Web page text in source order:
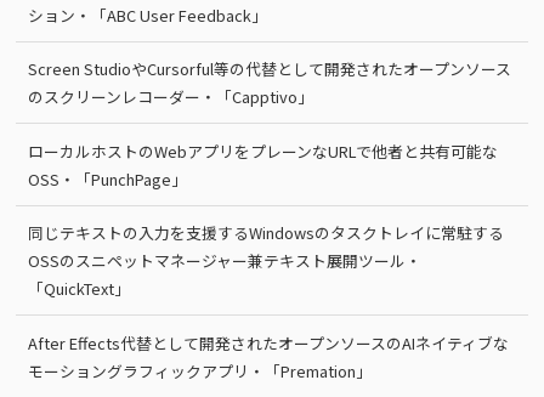
ション・「ABC User Feedback」
Screen StudioやCursorful等の代替として開発されたオープンソース
のスクリーンレコーダー・「Capptivo」
ローカルホストのWebアプリをプレーンなURLで他者と共有可能な
OSS・「PunchPage」
同じテキストの入力を支援するWindowsのタスクトレイに常駐する
OSSのスニペットマネージャー兼テキスト展開ツール・
「QuickText」
After Effects代替として開発されたオープンソースのAIネイティブな
モーショングラフィックアプリ・「Premation」